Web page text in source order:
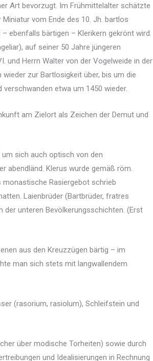
Art bevorzugt. Im Frühmittelalter schätzte
vom Ende des 10. Jh. bartlos
ebenfalls bärtigen – Klerikern gekrönt wird.
auf seiner 50 Jahre jüngeren
und Herrn Walter von der Vogelweide in der
zur Bartlosigkeit über, bis um die
etwa um 1450 wieder.
am Zielort als Zeichen der Demut und
sich auch optisch von den
abendländ. Klerus wurde gemäß röm.
monastische Rasiergebot schrieb
Laienbrüder (Bartbrüder, fratres
der unteren Bevölkerungsschichten. (Erst
aus den Kreuzzügen bärtig – im
man sich stets mit langwallendem
(rasorium, rasiolum), Schleifstein und
über modische Torheiten) sowie durch
und Idealisierungen in Rechnung